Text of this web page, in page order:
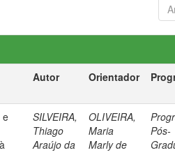
Autor Orientador
e
SILVEIRA,
Thiago
Araújo da
OLIVEIRA,
Maria
Marly de
Pós-